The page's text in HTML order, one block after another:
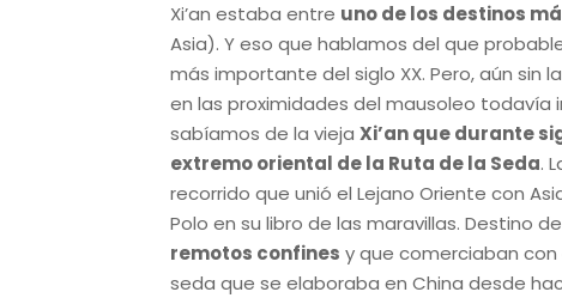
Xi’an estaba entre uno de los destinos
Asia). Y eso que hablamos del que
más importante del siglo XX. Pero, aún
en las proximidades del mausoleo todavía
sabíamos de la vieja Xi’an que durante
extremo oriental de la Ruta de la Seda.
recorrido que unió el Lejano Oriente con
Polo en su libro de las maravillas. Destino de
remotos confines y que comerciaban con
seda que se elaboraba en China desde